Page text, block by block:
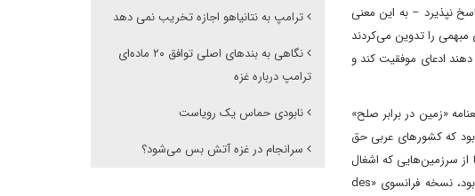
نپذیرد – به این معنی
مبهمی را تدوین می‌کردند
ادعای موفقیت کند و
امنیت سازمان ملل متحد – قطعنامه «زمین در برابر صلح»
بود که کشورهای عربی حق
از سرزمین‌هایی که اشغال
کرده است، عقب‌نشینی کند. با این حال، در حالی که نسخه انگلیسی خواستار عقب‌نشینی «از سرزمین‌های اشغالی در درگیری اخیر» بود، نسخه فرانسوی «des
ترامپ به نتانیاهو اجازه تخریب نمی دهد
نگاهی به بندهای اصلی توافق ۲۰ ماده‌ای
ترامپ درباره غزه
نابودی حماس یک رویاست
سرانجام در غزه آتش بس می‌شود؟